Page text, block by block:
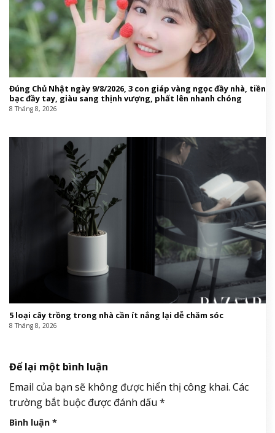
Đúng Chủ Nhật ngày 9/8/2026, 3 con giáp vàng ngọc đầy nhà, tiền
bạc đầy tay, giàu sang thịnh vượng, phất lên nhanh chóng
8 Tháng 8, 2026
5 loại cây trồng trong nhà cần ít nắng lại dễ chăm sóc
8 Tháng 8, 2026
Để lại một bình luận
Email của bạn sẽ không được hiển thị công khai. Các
trường bắt buộc được đánh dấu *
Bình luận *